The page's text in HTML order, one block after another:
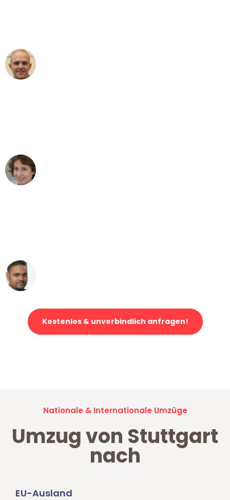
Kostenlos & unverbindlich anfragen!
Nationale & Internationale Umzüge
Umzug von Stuttgart
nach
EU-Ausland